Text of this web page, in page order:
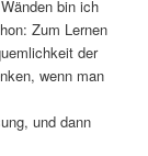
bin ich
Zum Lernen
der
wenn man
und dann